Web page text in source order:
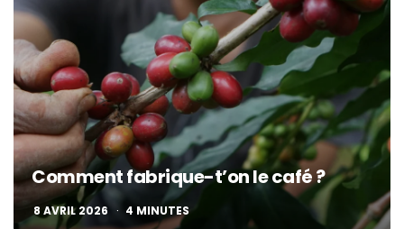
Comment fabrique-t’on le café ?
8 AVRIL 2026 4 MINUTES